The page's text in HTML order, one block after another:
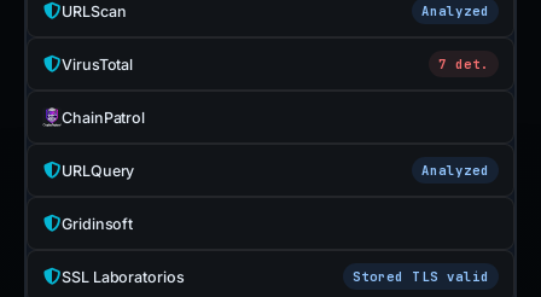
URLScan Analyzed
VirusTotal 7 det.
ChainPatrol
URLQuery Analyzed
Gridinsoft
SSL Laboratorios Stored TLS valid